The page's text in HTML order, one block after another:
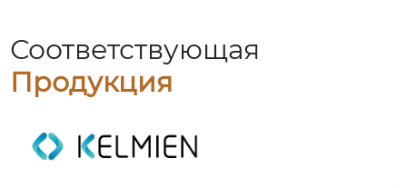
Соответствующая
Продукция